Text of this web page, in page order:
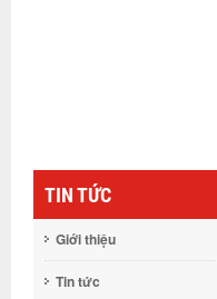
TIN TỨC
Giới thiệu
Tin tức